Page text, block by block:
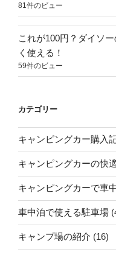
81件のビュー
これが100円？ダイソ
く使える！
59件のビュー
カテゴリー
キャンピングカー購入
キャンピングカーの快
キャンピングカーで車
車中泊で使える駐車場
キャンプ場の紹介 (16)